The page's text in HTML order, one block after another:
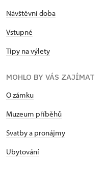
Návštěvní doba
Vstupné
Tipy na výlety
MOHLO BY VÁS ZAJÍMAT
O zámku
Muzeum příběhů
Svatby a pronájmy
Ubytování